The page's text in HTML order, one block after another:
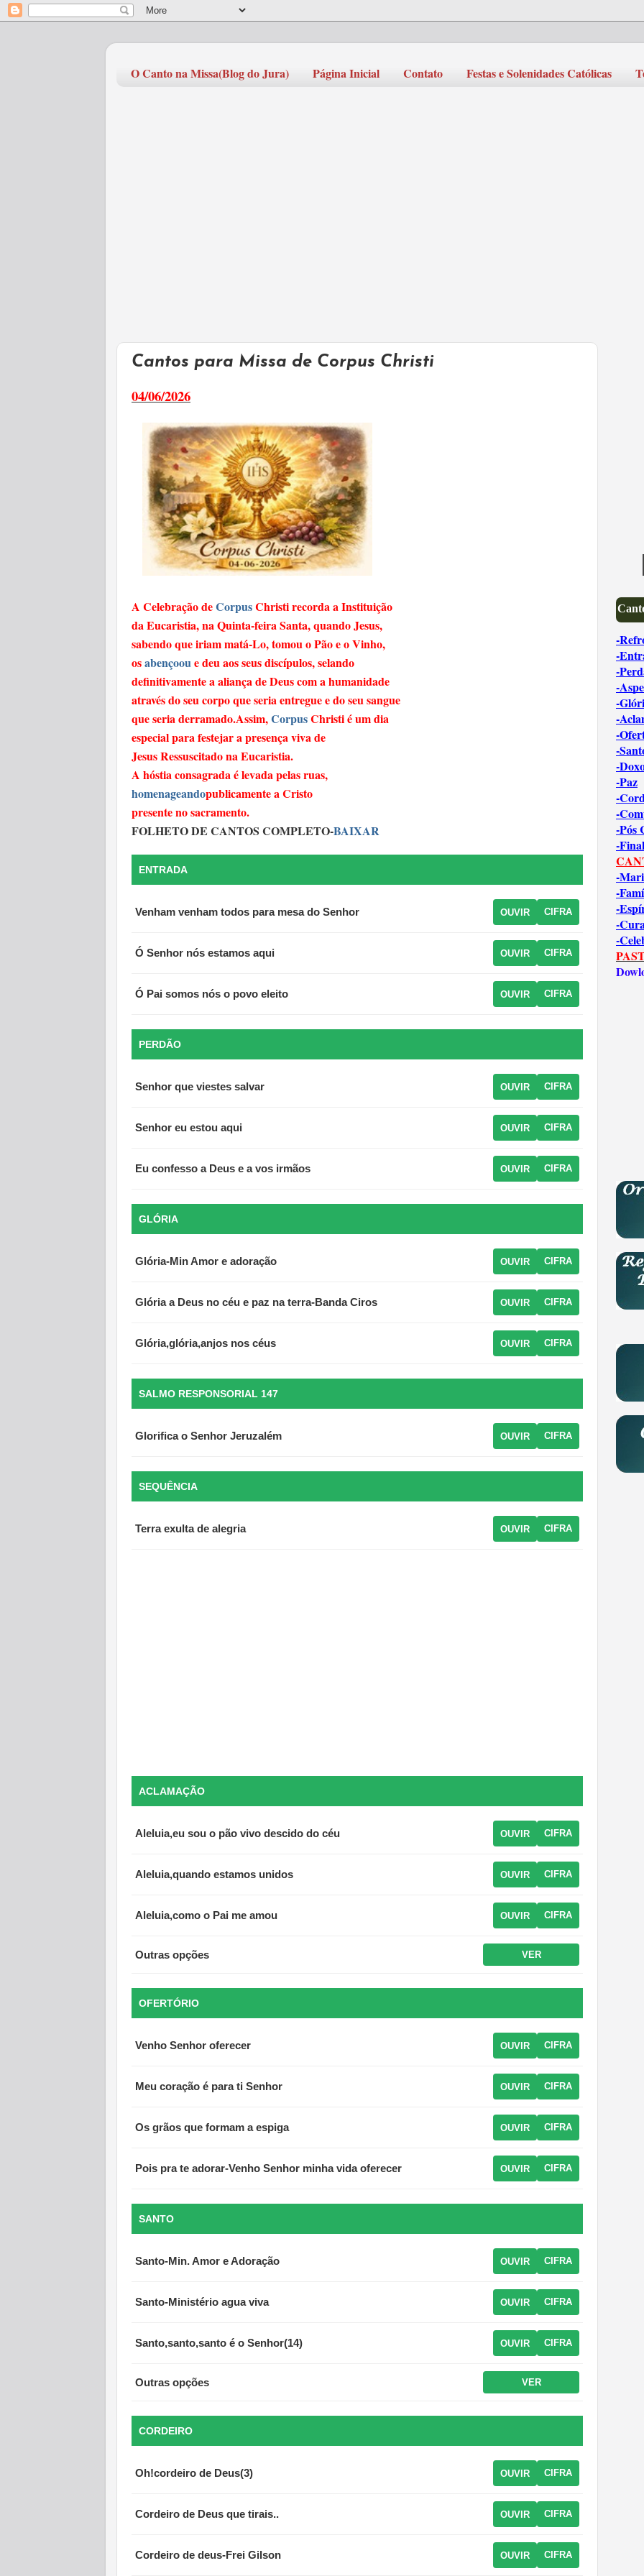
O Canto na Missa(Blog do Jura) Página Inicial Contato Festas e Solenidades Católicas
Cantos para Missa de Corpus Christi
04/06/2026
A Celebração deCorpusChristi recorda a Instituição
da Eucaristia, na Quinta-feira Santa, quando Jesus,
sabendo que iriam matá-Lo, tomou o Pão e o Vinho,
osabençooue deu aos seus discípulos, selando
definitivamente a aliança de Deus com a humanidade
através do seu corpo que seria entregue e do seu sangue
que seria derramado.Assim,CorpusChristi é um dia
especial para festejar a presença viva de
Jesus Ressuscitado na Eucaristia.
A hóstia consagrada é levada pelas ruas,
homenageandopublicamente a Cristo
presente no sacramento.
FOLHETO DE CANTOS COMPLETO-BAIXAR
ENTRADA
Venham venham todos para mesa do Senhor OUVIR CIFRA
Ó Senhor nós estamos aqui OUVIR CIFRA
Ó Pai somos nós o povo eleito OUVIR CIFRA
PERDÃO
Senhor que viestes salvar OUVIR CIFRA
Senhor eu estou aqui OUVIR CIFRA
Eu confesso a Deus e a vos irmãos OUVIR CIFRA
GLÓRIA
Glória-Min Amor e adoração OUVIR CIFRA
Glória a Deus no céu e paz na terra-Banda Ciros OUVIR CIFRA
Glória,glória,anjos nos céus OUVIR CIFRA
SALMO RESPONSORIAL 147
Glorifica o Senhor Jeruzalém OUVIR CIFRA
SEQUÊNCIA
Terra exulta de alegria OUVIR CIFRA
ACLAMAÇÃO
Aleluia,eu sou o pão vivo descido do céu OUVIR CIFRA
Aleluia,quando estamos unidos OUVIR CIFRA
Aleluia,como o Pai me amou OUVIR CIFRA
Outras opções VER
OFERTÓRIO
Venho Senhor oferecer OUVIR CIFRA
Meu coração é para ti Senhor OUVIR CIFRA
Os grãos que formam a espiga OUVIR CIFRA
Pois pra te adorar-Venho Senhor minha vida oferecer OUVIR CIFRA
SANTO
Santo-Min. Amor e Adoração OUVIR CIFRA
Santo-Ministério agua viva OUVIR CIFRA
Santo,santo,santo é o Senhor(14) OUVIR CIFRA
Outras opções VER
CORDEIRO
Oh!cordeiro de Deus(3) OUVIR CIFRA
Cordeiro de Deus que tirais.. OUVIR CIFRA
Cordeiro de deus-Frei Gilson OUVIR CIFRA
-
-
-
-
-
-
-
-
-
-Paz
-
-
-Pós
-Final
-
-
-
-
-